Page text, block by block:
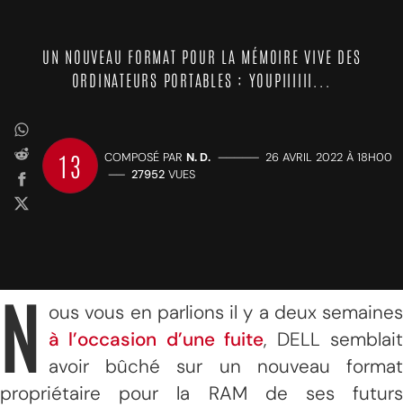
UN NOUVEAU FORMAT POUR LA MÉMOIRE VIVE DES
ORDINATEURS PORTABLES : YOUPIIIIII...
13 COMPOSÉ PAR N. D. ————— 26 AVRIL 2022 À 18H00
—— 27952 VUES
N ous vous en parlions il y a deux semaines
à l’occasion d’une fuite, DELL semblait
avoir bûché sur un nouveau format
propriétaire pour la RAM de ses futurs